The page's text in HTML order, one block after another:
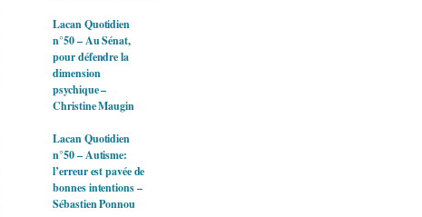
Lacan Quotidien
n°50 – Au Sénat,
pour défendre la
dimension
psychique –
Christine Maugin
Lacan Quotidien
n°50 – Autisme:
l’erreur est pavée de
bonnes intentions –
Sébastien Ponnou